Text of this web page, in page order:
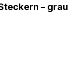
– grau